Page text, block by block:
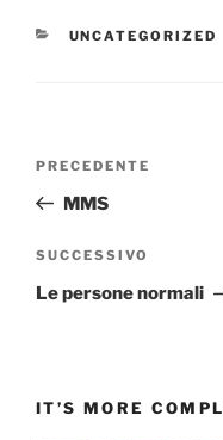
CATEGORIE
UNCATEGORIZED
Articolo
precedente:
PRECEDENTE
MMS
Articolo
successivo
SUCCESSIVO
Le persone normali
IT’S MORE